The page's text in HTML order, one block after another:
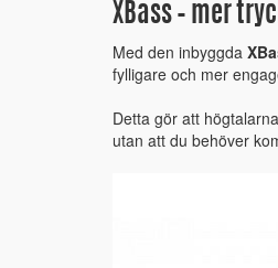
XBass – mer
Med den inbyggda
fylligare och mer
Detta gör att
utan att du behöver